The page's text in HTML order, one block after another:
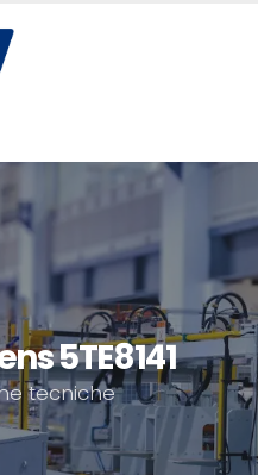
5TE8141
tecniche